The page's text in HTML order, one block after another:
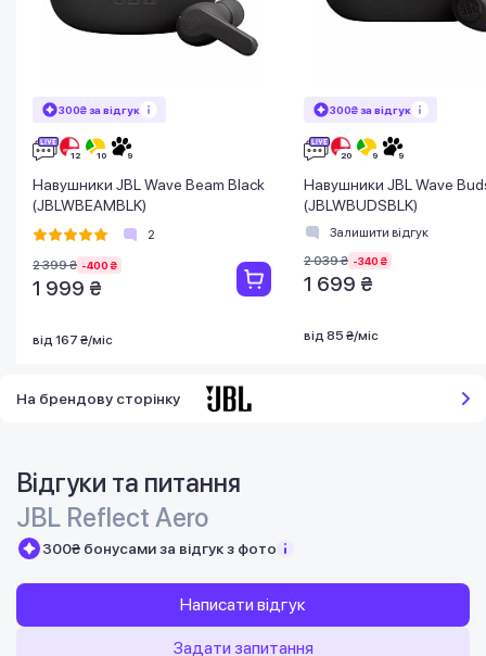
300₴ за відгук
Навушники JBL Wave Beam Black
(JBLWBEAMBLK)
2
2 399 ₴ -400 ₴
1 999 ₴
від 167 ₴/міс
300₴ за відгук
Навушники JBL Wave
(JBLWBUDSBLK)
Залишити відгук
2 039 ₴ -340 ₴
1 699 ₴
від 85 ₴/міс
На брендову сторінку
Відгуки та питання
JBL Reflect Aero
300₴ бонусами за відгук з фото
Написати відгук
Задати запитання